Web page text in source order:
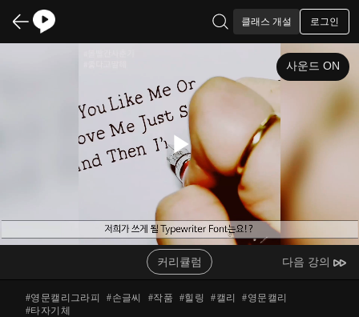
클래스 개설 로그인
Play
Video
사운드 ON
커리큘럼 다음 강의
#영문캘리그라피 #손글씨 #작품 #힐링 #캘리 #영문캘리
#타자기체